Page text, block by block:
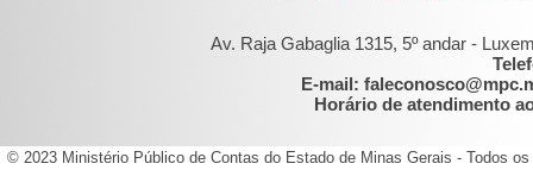
Av. Raja Gabaglia 1315, 5º andar -
E-mail:
Horário de atendimento
© 2023 Ministério Público de Contas do Estado de Minas Gerais - Todos